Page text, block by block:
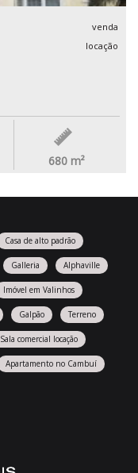
venda
locação
680 m²
Casa de alto padrão
Galleria Alphaville
Imóvel em Valinhos
Galpão Terreno
Sala comercial locação
Apartamento no Cambuí